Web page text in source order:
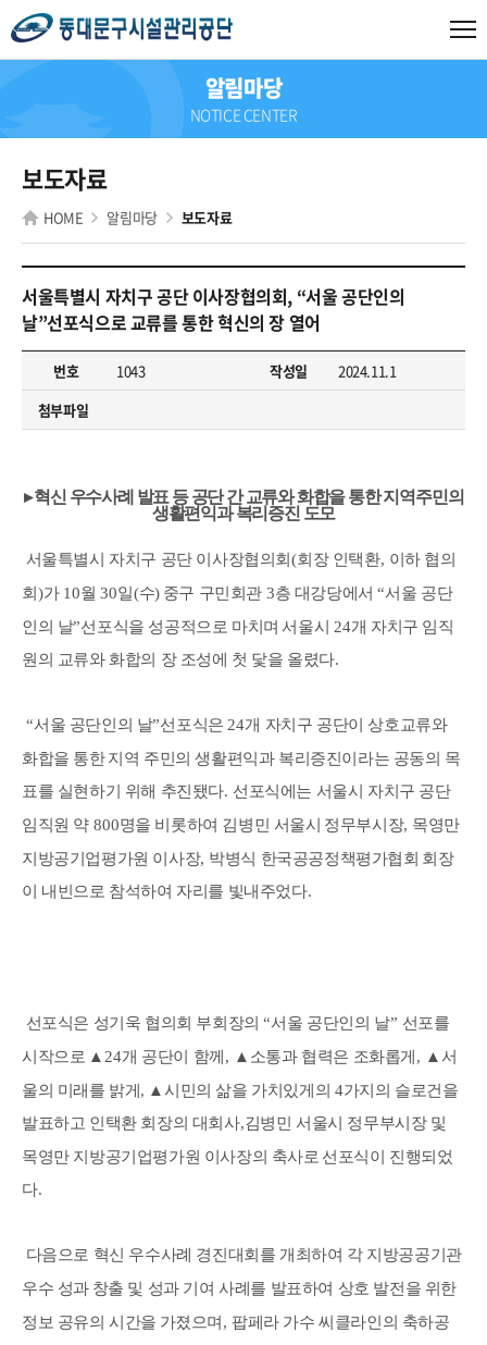
알림마당
NOTICE CENTER
보도자료
HOME 알림마당 보도자료
서울특별시 자치구 공단 이사장협의회, “서울 공단인의
날”선포식으로 교류를 통한 혁신의 장 열어
번호 1043 작성일
2024.11.1
첨부파일
▸혁신 우수사례 발표 등 공단 간 교류와 화합을 통한 지역주민의
생활편익과 복리증진 도모
서울특별시 자치구 공단 이사장협의회 (회장 인택환, 이하 협의
회 )가 10월30일(수) 중구 구민회관 3층 대강당에서“서울 공단
인의 날”선포식을 성공적으로 마치며 서울시 24개 자치구 임직
원의 교류와 화합의 장 조성에 첫 닻을 올렸다.
“서울 공단인의 날”선포식은 24개 자치구 공단이 상호교류와
화합을 통한 지역 주민의 생활편익과 복리증진이라는 공동의 목
표를 실현하기 위해 추진됐다. 선포식에는 서울시 자치구 공단
임직원 약 800명을 비롯하여 김병민 서울시 정무부시장, 목영만
지방공기업평가원 이사장, 박병식 한국공공정책평가협회 회장
이 내빈으로 참석하여 자리를 빛내주었다.
선포식은 성기욱 협의회 부회장의“서울 공단인의 날” 선포를
시작으로 ▲ 24개 공단이 함께 , ▲ 소통과 협력은 조화롭게 , ▲서
울의 미래를 밝게 , ▲시민의 삶을 가치있게의 4가지의 슬로건을
발표하고 인택환 회장의 대회사,김병민 서울시 정무부시장 및
목영만 지방공기업평가원 이사장의 축사로 선포식이 진행되었
다.
다음으로 혁신 우수사례 경진대회를 개최하여 각 지방공공기관
우수 성과 창출 및 성과 기여 사례를 발표하여 상호 발전을 위한
정보 공유의 시간을 가졌으며 , 팝페라 가수 씨클라인의 축하공